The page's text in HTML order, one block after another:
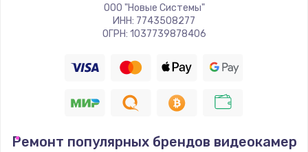
Замена ТЭНа
2500 руб.
1400 руб.
ООО "Новые Системы"
ИНН: 7743508277
ОГРН: 1037739878406
Ремонт популярных брендов видеокамер